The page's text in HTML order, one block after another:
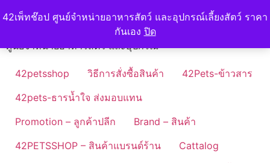
42เพ็ทช๊อป ศูนย์จำหน่ายอาหารสัตว์ และอุปกรณ์เลี้ยงสัตว์ ราคา
กันเอง ปิด
to42petshop
ศูนย์จำหน่ายอาหารสัตว์ และอุปกรณ์
42petsshop วิธีการสั่งซื้อสินค้า
42Pets-ข้าวสาร
42pets-ธารน้ำใจ ส่งมอบแทน
Promotion – ลูกค้าปลีก
Brand – สินค้า
42PETSSHOP – สินค้าแบรนด์ร้าน
Cattalog